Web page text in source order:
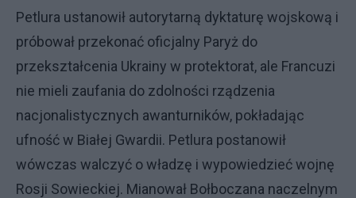
Petlura ustanowił autorytarną dyktaturę wojskową i
próbował przekonać oficjalny Paryż do
przekształcenia Ukrainy w protektorat, ale Francuzi
nie mieli zaufania do zdolności rządzenia
nacjonalistycznych awanturników, pokładając
ufność w Białej Gwardii. Petlura postanowił
wówczas walczyć o władzę i wypowiedzieć wojnę
Rosji Sowieckiej. Mianował Bołboczana naczelnym